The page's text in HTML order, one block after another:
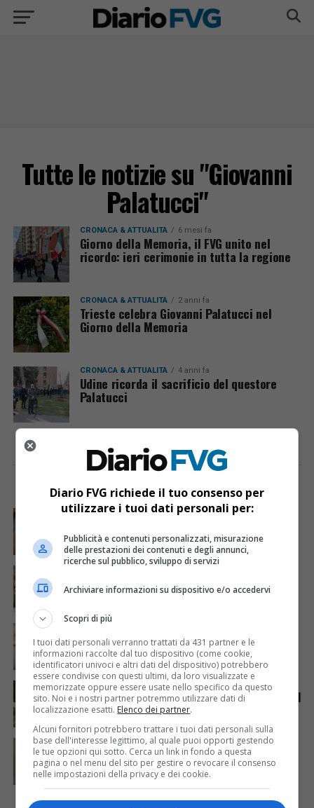
Tutte le notizie su "Giovanni
Palatucci"
CRONACA & ATTUALITÀ 6 mesi fa
Giorno della Memoria, il FVG unito nel
ricordo: ieri cerimonie in tutta la regione
CRONACA & ATTUALITÀ 2 anni fa
Trieste celebra Giovanni Palatucci nel
Giorno della Memoria
CRONACA & ATTUALITÀ 4 anni fa
Udine ricorda il sacrificio del questore
Palatucci
I PIÙ VISTI ULTIME NOTIZIE
CRONACA & ATTUALITÀ 6 giorni fa
dietro il lusso un traffico di droga da milioni
CRONACA & ATTUALITÀ 2 giorni fa
Acqua da usare con cautela nell’Udinese: ecco tutte
le frazioni sotto osservazione
CRONACA & ATTUALITÀ
Mattia Ranghetti muore a 29 anni dopo la
folgorazione alle Ferriere Nord di Osoppo
ANIMALI 7 giorni fa
Gorizia-Budapest in carrozza, viaggio annullato per il
caldo: esplode la polemica sui cavalli
CRONACA & ATTUALITÀ 3 giorni fa
Mattia Ranghetti morto dopo l’infortunio alle
Ferriere Nord, i sindacati: «Tragedia inaccettabile»
Diario FVG richiede il tuo consenso per
utilizzare i tuoi dati personali per:
Pubblicità e contenuti personalizzati, misurazione
delle prestazioni dei contenuti e degli annunci,
ricerche sul pubblico, sviluppo di servizi
Archiviare informazioni su dispositivo e/o accedervi
Scopri di più
I tuoi dati personali verranno trattati da 431 partner e le
informazioni raccolte dal tuo dispositivo (come cookie,
identificatori univoci e altri dati del dispositivo) potrebbero
essere condivise con questi ultimi, da loro visualizzate e
memorizzate oppure essere usate nello specifico da questo
sito. Noi e i nostri partner potremmo utilizzare dati di
localizzazione esatti. Elenco dei partner.
Alcuni fornitori potrebbero trattare i tuoi dati personali sulla
base dell'interesse legittimo, al quale puoi opporti gestendo
le tue opzioni qui sotto. Cerca un link in fondo a questa
pagina o nel menu del sito per gestire o revocare il consenso
nelle impostazioni della privacy e dei cookie.